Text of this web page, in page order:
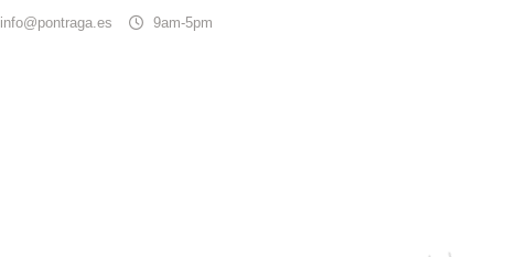
info@pontraga.es 9am-5pm